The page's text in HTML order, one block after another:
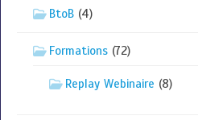
BtoB (4)
Formations (72)
Replay Webinaire (8)